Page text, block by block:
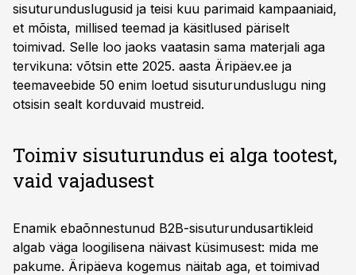
sisuturunduslugusid ja teisi kuu parimaid kampaaniaid,
et mõista, millised teemad ja käsitlused päriselt
toimivad. Selle loo jaoks vaatasin sama materjali aga
tervikuna: võtsin ette 2025. aasta Äripäev.ee ja
teemaveebide 50 enim loetud sisuturunduslugu ning
otsisin sealt korduvaid mustreid.
Toimiv sisuturundus ei alga tootest,
vaid vajadusest
Enamik ebaõnnestunud B2B-sisuturundusartikleid
algab väga loogilisena näivast küsimusest: mida me
pakume. Äripäeva kogemus näitab aga, et toimivad